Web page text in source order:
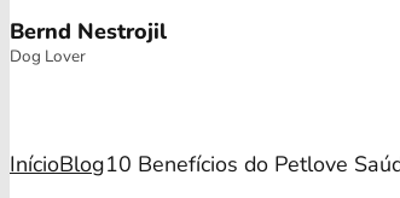
Bernd Nestrojil
Dog Lover
InícioBlog10 Benefícios do Petlove